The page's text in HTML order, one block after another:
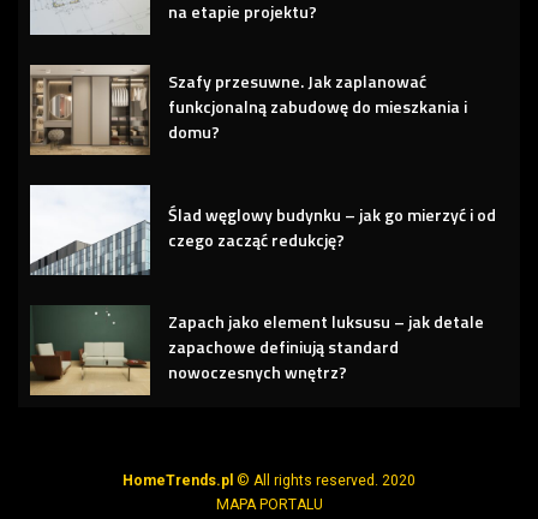
na etapie projektu?
Szafy przesuwne. Jak zaplanować
funkcjonalną zabudowę do mieszkania i
domu?
Ślad węglowy budynku – jak go mierzyć i od
czego zacząć redukcję?
Zapach jako element luksusu – jak detale
zapachowe definiują standard
nowoczesnych wnętrz?
HomeTrends.pl © All rights reserved. 2020
MAPA PORTALU